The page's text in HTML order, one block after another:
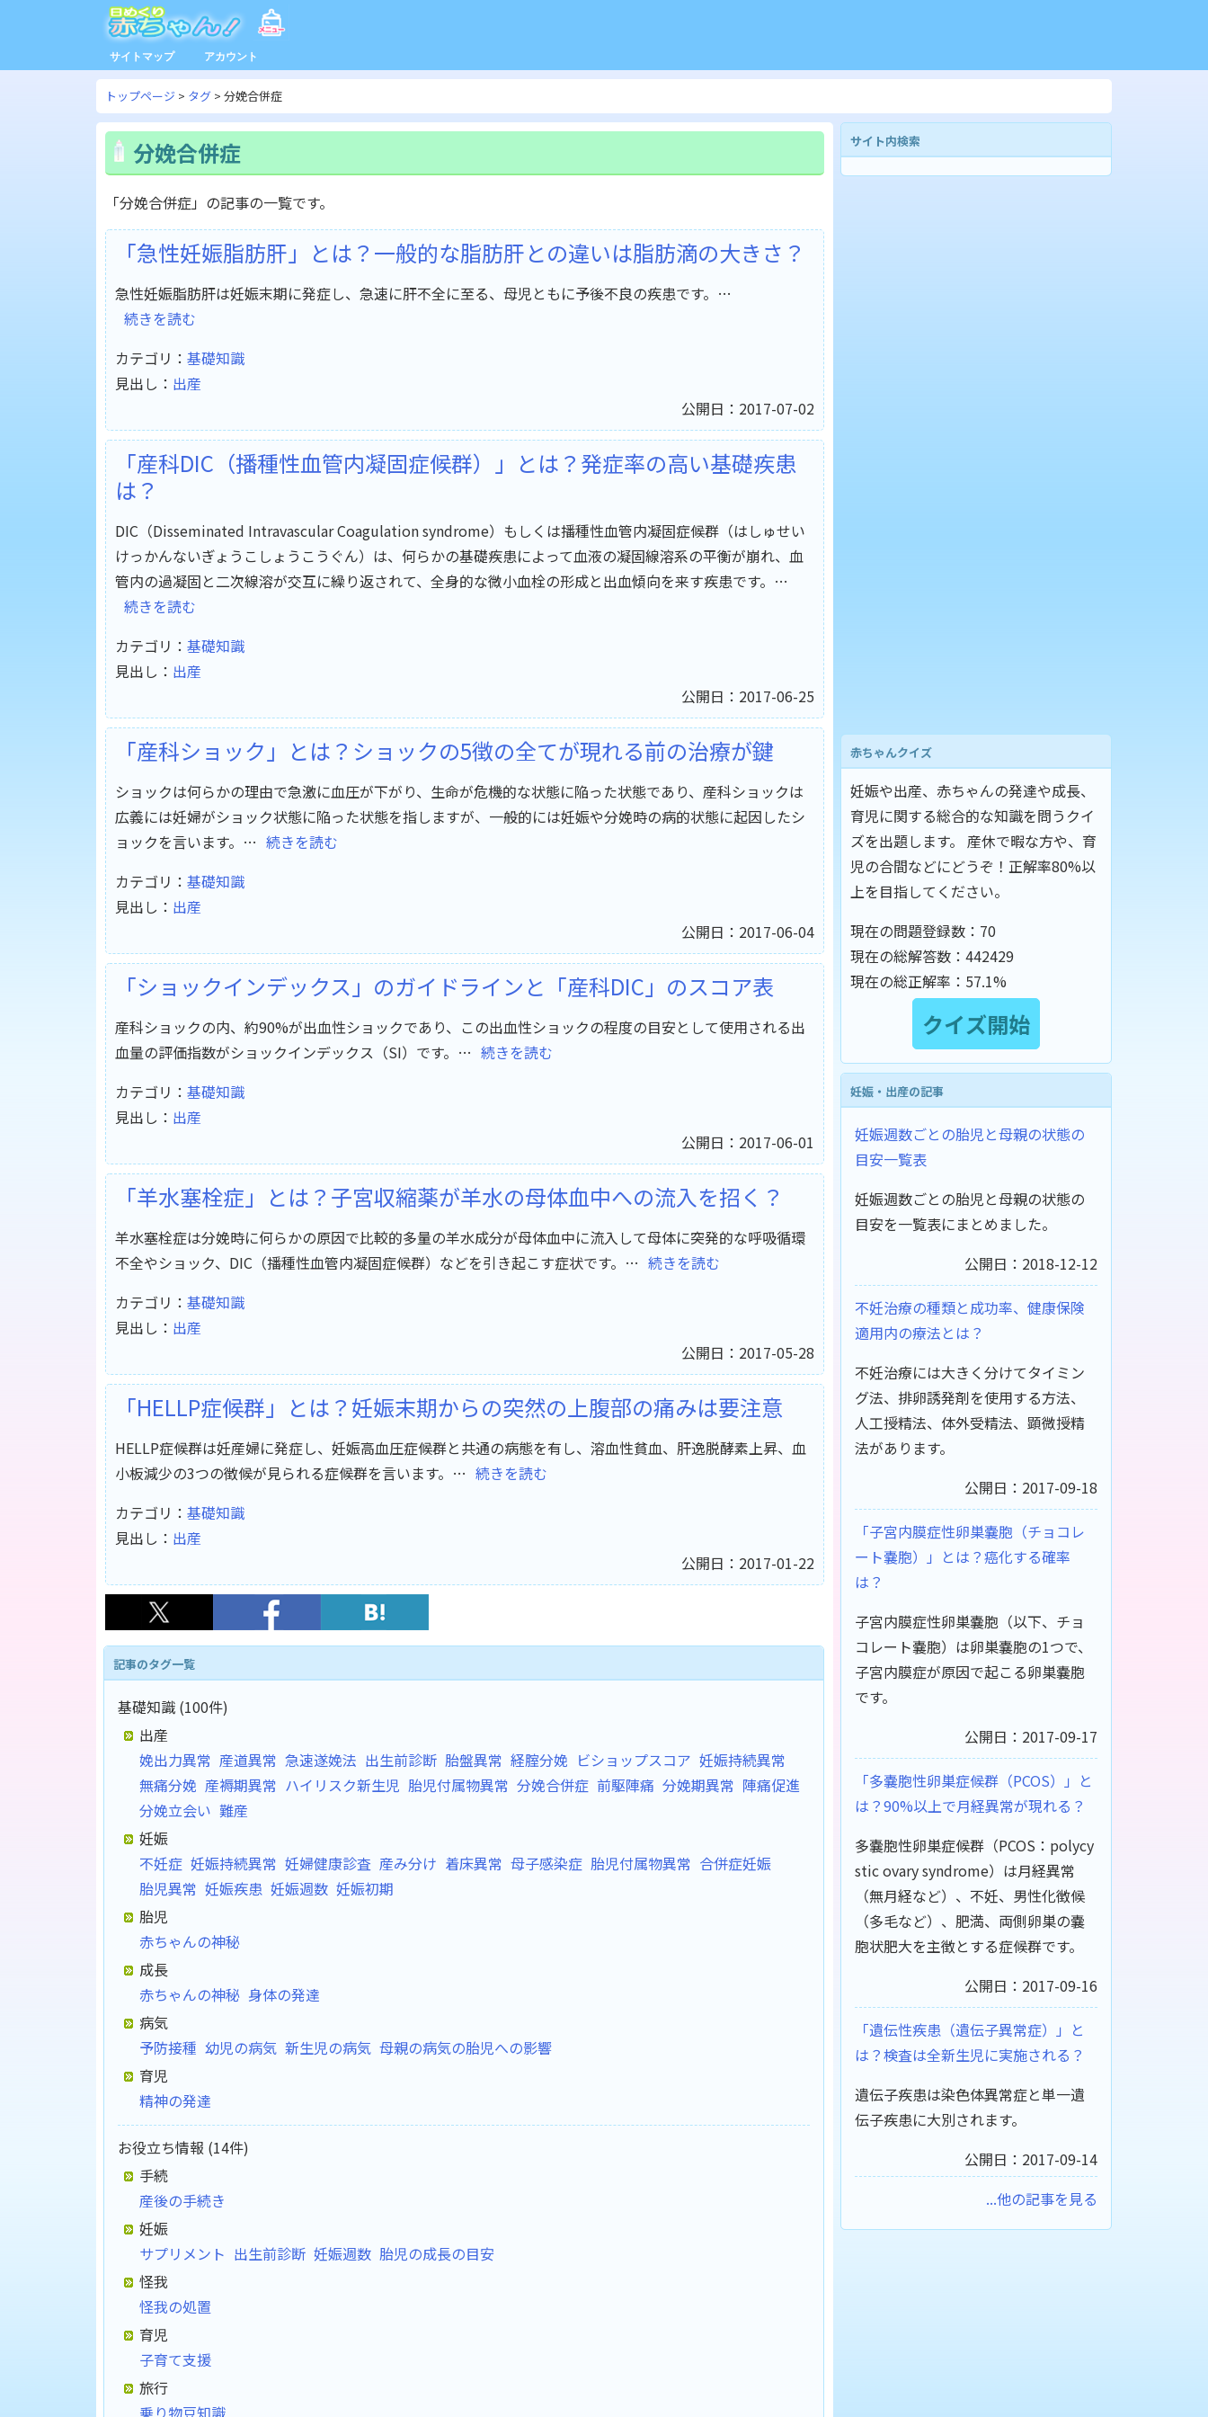
サイトマップ アカウント
トップページ タグ 分娩合併症
分娩合併症
「分娩合併症」の記事の一覧です。
「急性妊娠脂肪肝」とは？一般的な脂肪肝との違いは脂肪滴の大きさ？
急性妊娠脂肪肝は妊娠末期に発症し、急速に肝不全に至る、母児ともに予後不良の疾患です。…
続きを読む
カテゴリ： 基礎知識
見出し： 出産
公開日：2017-07-02
「産科DIC（播種性血管内凝固症候群）」とは？発症率の高い基礎疾患
は？
DIC（Disseminated Intravascular Coagulation syndrome）もしくは播種性血管内凝固症候群（はしゅせい
けっかんないぎょうこしょうこうぐん）は、何らかの基礎疾患によって血液の凝固線溶系の平衡が崩れ、血
管内の過凝固と二次線溶が交互に繰り返されて、全身的な微小血栓の形成と出血傾向を来す疾患です。…
続きを読む
カテゴリ： 基礎知識
見出し： 出産
公開日：2017-06-25
「産科ショック」とは？ショックの5徴の全てが現れる前の治療が鍵
ショックは何らかの理由で急激に血圧が下がり、生命が危機的な状態に陥った状態であり、産科ショックは
広義には妊婦がショック状態に陥った状態を指しますが、一般的には妊娠や分娩時の病的状態に起因したシ
ョックを言います。… 続きを読む
カテゴリ： 基礎知識
見出し： 出産
公開日：2017-06-04
「ショックインデックス」のガイドラインと「産科DIC」のスコア表
産科ショックの内、約90%が出血性ショックであり、この出血性ショックの程度の目安として使用される出
血量の評価指数がショックインデックス（SI）です。… 続きを読む
カテゴリ： 基礎知識
見出し： 出産
公開日：2017-06-01
「羊水塞栓症」とは？子宮収縮薬が羊水の母体血中への流入を招く？
羊水塞栓症は分娩時に何らかの原因で比較的多量の羊水成分が母体血中に流入して母体に突発的な呼吸循環
不全やショック、DIC（播種性血管内凝固症候群）などを引き起こす症状です。… 続きを読む
カテゴリ： 基礎知識
見出し： 出産
公開日：2017-05-28
「HELLP症候群」とは？妊娠末期からの突然の上腹部の痛みは要注意
HELLP症候群は妊産婦に発症し、妊娠高血圧症候群と共通の病態を有し、溶血性貧血、肝逸脱酵素上昇、血
小板減少の3つの徴候が見られる症候群を言います。… 続きを読む
カテゴリ： 基礎知識
見出し： 出産
公開日：2017-01-22
記事のタグ一覧
基礎知識 (100件)
出産
娩出力異常 産道異常 急速遂娩法 出生前診断 胎盤異常 経腟分娩 ビショップスコア 妊娠持続異常
無痛分娩 産褥期異常 ハイリスク新生児 胎児付属物異常 分娩合併症 前駆陣痛 分娩期異常 陣痛促進
分娩立会い 難産
妊娠
不妊症 妊娠持続異常 妊婦健康診査 産み分け 着床異常 母子感染症 胎児付属物異常 合併症妊娠
胎児異常 妊娠疾患 妊娠週数 妊娠初期
胎児
赤ちゃんの神秘
成長
赤ちゃんの神秘 身体の発達
病気
予防接種 幼児の病気 新生児の病気 母親の病気の胎児への影響
育児
精神の発達
お役立ち情報 (14件)
手続
産後の手続き
妊娠
サプリメント 出生前診断 妊娠週数 胎児の成長の目安
怪我
怪我の処置
育児
子育て支援
旅行
乗り物豆知識
サイト内検索
赤ちゃんクイズ
妊娠や出産、赤ちゃんの発達や成長、
育児に関する総合的な知識を問うクイ
ズを出題します。 産休で暇な方や、育
児の合間などにどうぞ！正解率80%以
上を目指してください。
現在の問題登録数： 70
現在の総解答数： 442429
現在の総正解率： 57.1%
妊娠・出産の記事
妊娠週数ごとの胎児と母親の状態の
目安一覧表
妊娠週数ごとの胎児と母親の状態の
目安を一覧表にまとめました。
公開日：2018-12-12
不妊治療の種類と成功率、健康保険
適用内の療法とは？
不妊治療には大きく分けてタイミン
グ法、排卵誘発剤を使用する方法、
人工授精法、体外受精法、顕微授精
法があります。
公開日：2017-09-18
「子宮内膜症性卵巣嚢胞（チョコレ
ート嚢胞）」とは？癌化する確率
は？
子宮内膜症性卵巣嚢胞（以下、チョ
コレート嚢胞）は卵巣嚢胞の1つで、
子宮内膜症が原因で起こる卵巣嚢胞
です。
公開日：2017-09-17
「多嚢胞性卵巣症候群（PCOS）」と
は？90%以上で月経異常が現れる？
多嚢胞性卵巣症候群（PCOS：polycy
stic ovary syndrome）は月経異常
（無月経など）、不妊、男性化徴候
（多毛など）、肥満、両側卵巣の嚢
胞状肥大を主徴とする症候群です。
公開日：2017-09-16
「遺伝性疾患（遺伝子異常症）」と
は？検査は全新生児に実施される？
遺伝子疾患は染色体異常症と単一遺
伝子疾患に大別されます。
公開日：2017-09-14
...他の記事を見る